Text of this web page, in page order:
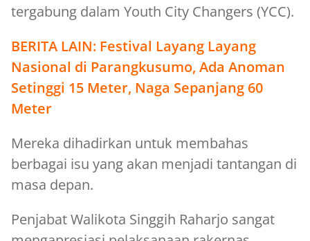
tergabung dalam Youth City Changers (YCC).
BERITA LAIN: Festival Layang Layang
Nasional di Parangkusumo, Ada Anoman
Setinggi 15 Meter, Naga Sepanjang 60
Meter
Mereka dihadirkan untuk membahas
berbagai isu yang akan menjadi tantangan di
masa depan.
Penjabat Walikota Singgih Raharjo sangat